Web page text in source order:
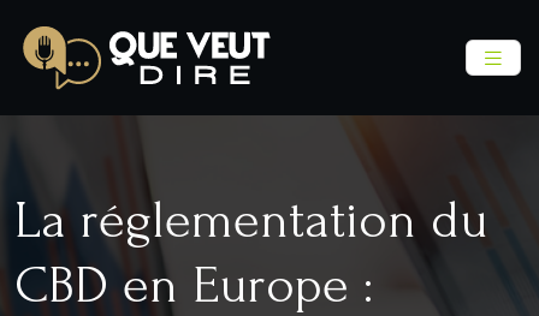
La réglementation du
CBD en Europe :